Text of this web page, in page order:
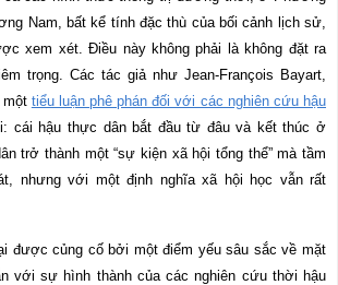
Nam, bất kể tính đặc thù của bối cảnh lịch sử,
xem xét. Điều này không phải là không đặt ra
trọng. Các tác giả như Jean-François Bayart,
một tiểu luận phê phán đối với các nghiên cứu hậu
cái hậu thực dân bắt đầu từ đâu và kết thúc ở
trở thành một “sự kiện xã hội tổng thể” mà tầm
nhưng với một định nghĩa xã hội học vẫn rất
được củng cố bởi một điểm yếu sâu sắc về mặt
với sự hình thành của các nghiên cứu thời hậu